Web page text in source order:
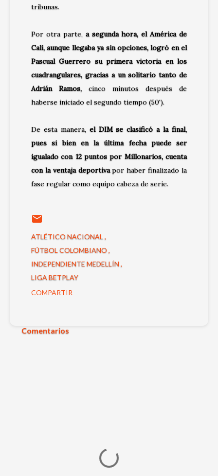
tribunas.
Por otra parte, a segunda hora, el América de
Cali, aunque llegaba ya sin opciones, logró en el
Pascual Guerrero su primera victoria en los
cuadrangulares, gracias a un solitario tanto de
Adrián Ramos, cinco minutos después de
haberse iniciado el segundo tiempo (50').
De esta manera, el DIM se clasificó a la final,
pues si bien en la última fecha puede ser
igualado con 12 puntos por Millonarios, cuenta
con la ventaja deportivapor haber finalizado la
fase regular como equipo cabeza de serie.
ATLÉTICO NACIONAL
FÚTBOL COLOMBIANO
INDEPENDIENTE MEDELLÍN
LIGA BETPLAY
COMPARTIR
Comentarios